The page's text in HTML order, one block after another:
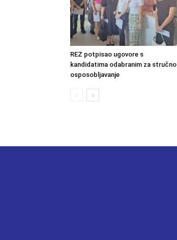
REZ potpisao ugovore s
kandidatima odabranim za stručno
osposobljavanje